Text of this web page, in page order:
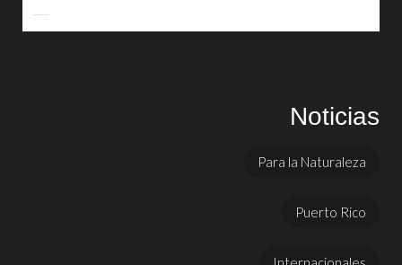
Noticias
Para la Naturaleza
Puerto Rico